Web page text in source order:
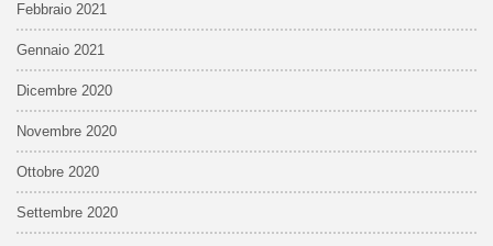
Febbraio 2021
Gennaio 2021
Dicembre 2020
Novembre 2020
Ottobre 2020
Settembre 2020